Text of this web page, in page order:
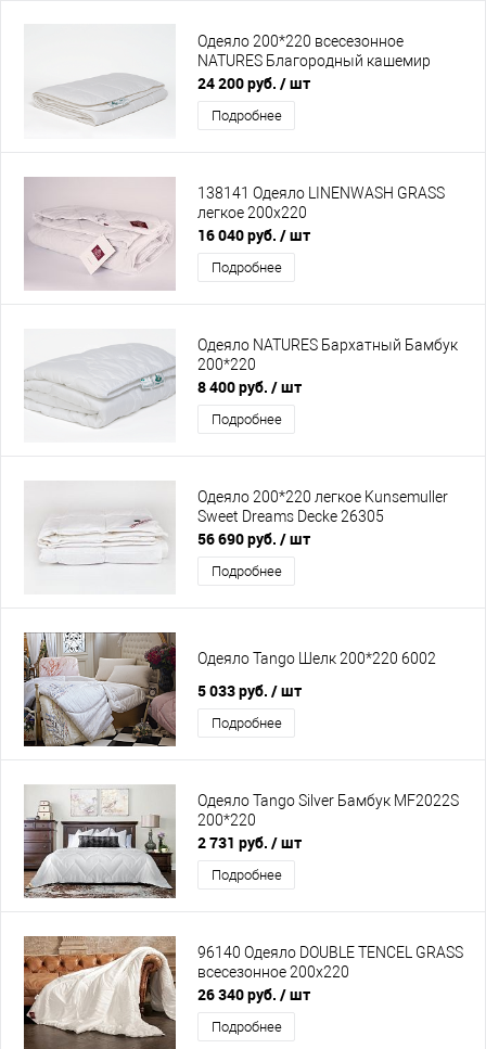
Одеяло 200*220 всесезонное
NATURES Благородный кашемир
24 200 руб. / шт
Подробнее
138141 Одеяло LINENWASH GRASS
легкое 200х220
16 040 руб. / шт
Подробнее
Одеяло NATURES Бархатный Бамбук
200*220
8 400 руб. / шт
Подробнее
Одеяло 200*220 легкое Kunsemuller
Sweet Dreams Decke 26305
56 690 руб. / шт
Подробнее
Одеяло Tango Шелк 200*220 6002
5 033 руб. / шт
Подробнее
Одеяло Tango Silver Бамбук MF2022S
200*220
2 731 руб. / шт
Подробнее
96140 Одеяло DOUBLE TENCEL GRASS
всесезонное 200х220
26 340 руб. / шт
Подробнее